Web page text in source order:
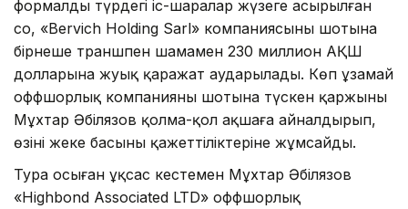
формалды түрдегі іс-шаралар жүзеге асырылған
соң, «Bervich Holding Sarl» компаниясының шотына
бірнеше траншпен шамамен 230 миллион АҚШ
долларына жуық қаражат аударылады. Көп ұзамай
оффшорлық компанияның шотына түскен қаржыны
Мұхтар Әбілязов қолма-қол ақшаға айналдырып,
өзінің жеке басының қажеттіліктеріне жұмсайды.
Тура осыған ұқсас кестемен Мұхтар Әбілязов
«Highbond Associated LTD» оффшорлық